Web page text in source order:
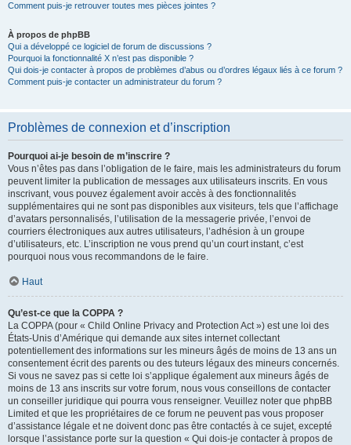
Comment puis-je retrouver toutes mes pièces jointes ?
À propos de phpBB
Qui a développé ce logiciel de forum de discussions ?
Pourquoi la fonctionnalité X n’est pas disponible ?
Qui dois-je contacter à propos de problèmes d’abus ou d’ordres légaux liés à ce forum ?
Comment puis-je contacter un administrateur du forum ?
Problèmes de connexion et d’inscription
Pourquoi ai-je besoin de m’inscrire ?
Vous n’êtes pas dans l’obligation de le faire, mais les administrateurs du forum
peuvent limiter la publication de messages aux utilisateurs inscrits. En vous
inscrivant, vous pouvez également avoir accès à des fonctionnalités
supplémentaires qui ne sont pas disponibles aux visiteurs, tels que l’affichage
d’avatars personnalisés, l’utilisation de la messagerie privée, l’envoi de
courriers électroniques aux autres utilisateurs, l’adhésion à un groupe
d’utilisateurs, etc. L’inscription ne vous prend qu’un court instant, c’est
pourquoi nous vous recommandons de le faire.
Haut
Qu’est-ce que la COPPA ?
La COPPA (pour « Child Online Privacy and Protection Act ») est une loi des
États-Unis d’Amérique qui demande aux sites internet collectant
potentiellement des informations sur les mineurs âgés de moins de 13 ans un
consentement écrit des parents ou des tuteurs légaux des mineurs concernés.
Si vous ne savez pas si cette loi s’applique également aux mineurs âgés de
moins de 13 ans inscrits sur votre forum, nous vous conseillons de contacter
un conseiller juridique qui pourra vous renseigner. Veuillez noter que phpBB
Limited et que les propriétaires de ce forum ne peuvent pas vous proposer
d’assistance légale et ne doivent donc pas être contactés à ce sujet, excepté
lorsque l’assistance porte sur la question « Qui dois-je contacter à propos de